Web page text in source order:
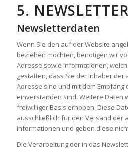
5. NEWSLETTER
Newsletter­daten
Wenn Sie den auf der Website
beziehen möchten, benötigen wir
Adresse sowie Informationen,
gestatten, dass Sie der Inhaber der
Adresse sind und mit dem Empfang
einverstanden sind. Weitere Daten
freiwilliger Basis erhoben. Diese
ausschließlich für den Versand der
Informationen und geben diese
Die Verarbeitung der in das